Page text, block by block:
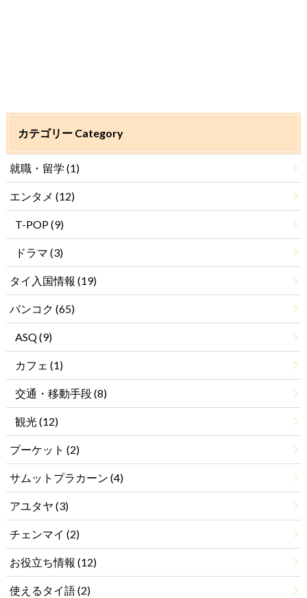
カテゴリー Category
就職・留学 (1)
エンタメ (12)
T-POP(9)
ドラマ (3)
タイ入国情報 (19)
バンコク (65)
ASQ(9)
カフェ (1)
交通・移動手段(8)
観光(12)
プーケット (2)
サムットプラカーン (4)
アユタヤ (3)
チェンマイ (2)
お役立ち情報 (12)
使えるタイ語(2)